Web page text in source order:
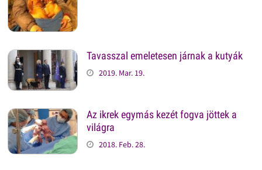
Tavasszal emeletesen járnak a kutyák
2019. Mar. 19.
Az ikrek egymás kezét fogva jöttek a
világra
2018. Feb. 28.